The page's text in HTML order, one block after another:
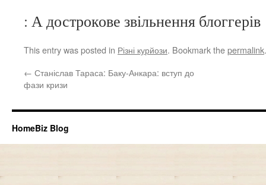
: А дострокове звільнення блоггерів
This entry was posted in Різні курйози. Bookmark thepermalink.
← Станіслав Тараса: Баку-Анкара: вступ до
фази кризи
HomeBiz Blog